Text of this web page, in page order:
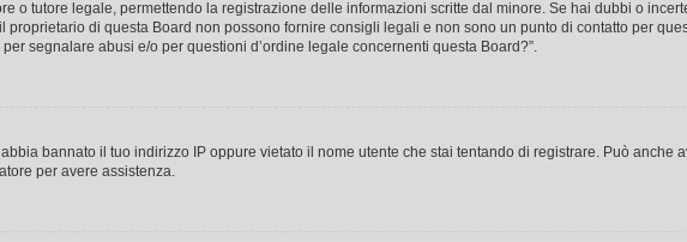
o tutore legale, permettendo la registrazione delle informazioni scritte dal minore. Se hai dubbi o
proprietario di questa Board non possono fornire consigli legali e non sono un punto di contatto per
segnalare abusi e/o per questioni d’ordine legale concernenti questa Board?”.
bannato il tuo indirizzo IP oppure vietato il nome utente che stai tentando di registrare. Può
per avere assistenza.